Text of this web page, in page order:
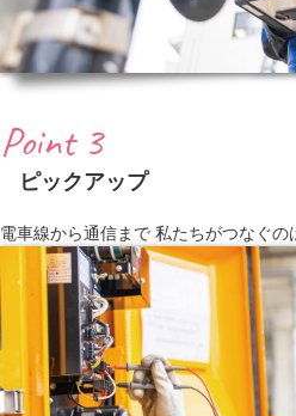
Point 3
ピックアップ
電車線から通信まで 私たちがつなぐ